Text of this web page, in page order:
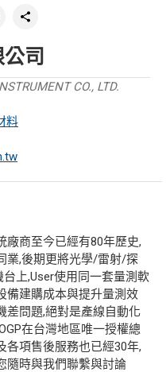
司
CO., LTD.
料
廠商至今已經有80年歷史,
業,後期更將光學/雷射/探
上,User使用同一套量測軟
備建購成本與提升量測效
差問題,絕對是產線自動化
在台灣地區唯一授權總
各項售後服務也已經30年,
隨時與我們聯繫與討論